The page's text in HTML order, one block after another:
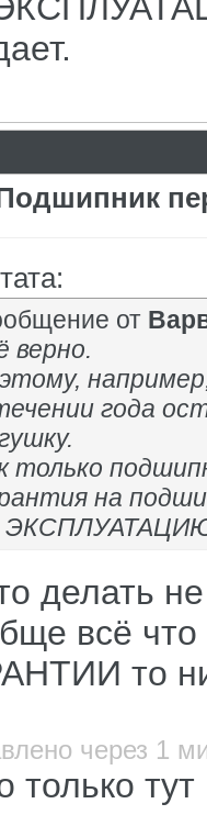
от
верно.
года
только
на
ЭКСПЛУАТАЦИЮ
делать
всё
то
через 1
только